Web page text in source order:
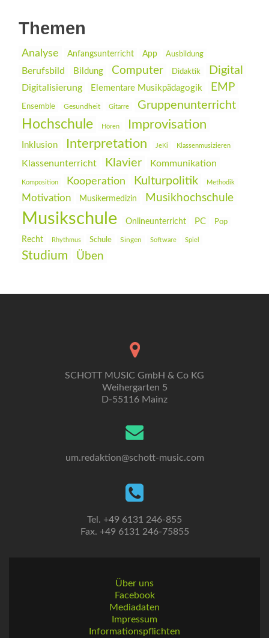
Themen
Analyse Anfangsunterricht App Ausbildung
Berufsbild Bildung Computer Didaktik Digital
Digitalisierung Elementare Musikpädagogik EMP
Ensemble Gesundheit Gitarre Gruppenunterricht
Hochschule Hören Improvisation
Inklusion Interpretation JeKi Klassenmusizieren
Klassenunterricht Klavier Kommunikation
Komposition Kooperation Kulturpolitik Methodik
Motivation Musikermedizin Musikhochschule
Musikschule Onlineunterricht PC Pop
Recht Rhythmus Schule Singen Software Spiel
Studium Üben
SCHOTT MUSIC GmbH & Co KG
Weihergarten 5
D-55116 Mainz
um.redaktion@schott-music.com
Tel. +49 6131 246-855
Fax. +49 6131 246-75855
Über uns
Facebook
Mediadaten
Impressum
Informationspflichten